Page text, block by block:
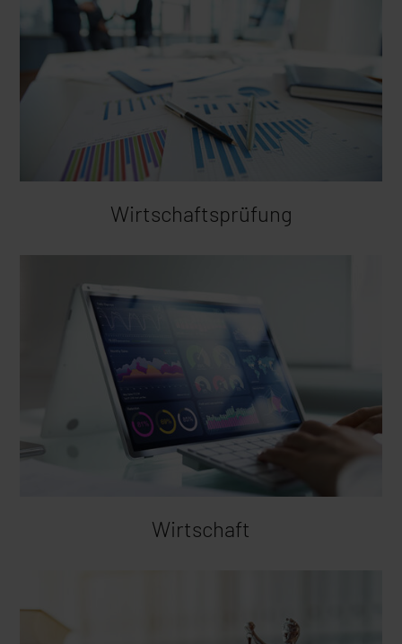
Wirtschafts­prüfung
Wirtschaft